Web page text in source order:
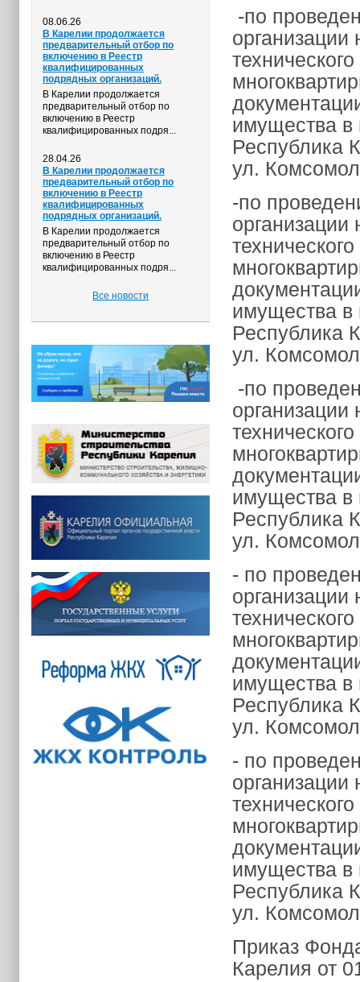
08.06.26
В Карелии продолжается
предварительный отбор по
включению в Реестр
квалифицированных
подрядных организаций.
В Карелии продолжается
предварительный отбор по
включению в Реестр
квалифицированных подря...
28.04.26
В Карелии продолжается
предварительный отбор по
включению в Реестр
квалифицированных
подрядных организаций.
В Карелии продолжается
предварительный отбор по
включению в Реестр
квалифицированных подря...
Все новости
-по
имущества в
Республика
ул.
-по
имущества в
Республика
ул.
-по
имущества в
Республика
ул.
- по
имущества в
Республика
ул.
- по
имущества в
Республика
ул.
Приказ
Карелия от